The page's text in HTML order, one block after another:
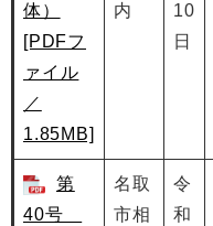
体）
[PDFフ
ァイル
／
1.85MB]
内
10
日
第
40号
名取
市相
令
和